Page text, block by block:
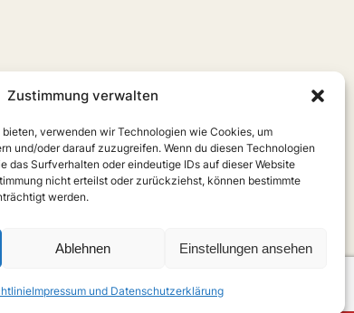
Zustimmung verwalten
verwenden wir Technologien wie Cookies, um
und/oder darauf zuzugreifen. Wenn du diesen Technologien
das Surfverhalten oder eindeutige IDs auf dieser Website
nicht erteilst oder zurückziehst, können bestimmte
werden.
Ablehnen Einstellungen ansehen
Impressum und Datenschutzerklärung